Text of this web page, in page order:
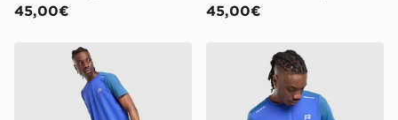
45,00€ 45,00€
Reprimo Pantalón Corto FlightReprimo Camiseta Flight